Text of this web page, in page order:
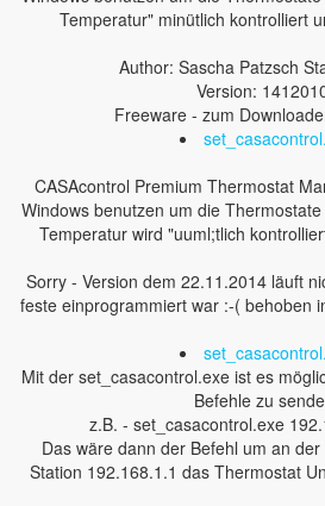
Temperatur" minütlich kontrolliert
Author: Sascha Patzsch
Version:
Freeware - zum
CASAcontrol Premium Thermostat
Windows benutzen um die
Temperatur wird "uuml;tlich
Sorry - Version dem 22.11.2014 läuft
feste einprogrammiert war :-( behoben
Mit der set_casacontrol.exe ist es
Befehle zu
z.B. - set_casacontrol.exe
Das wäre dann der Befehl um an
Station 192.168.1.1 das Thermostat